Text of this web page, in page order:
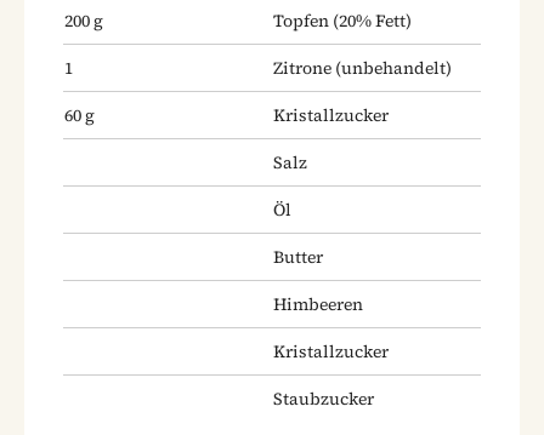
200g Topfen (20% Fett)
1
Zitrone (unbehandelt)
60g
Kristallzucker
Salz
Öl
Butter
Himbeeren
Kristallzucker
Staubzucker